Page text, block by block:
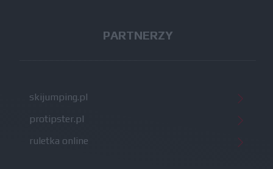
PARTNERZY
skijumping.pl
protipster.pl
ruletka online